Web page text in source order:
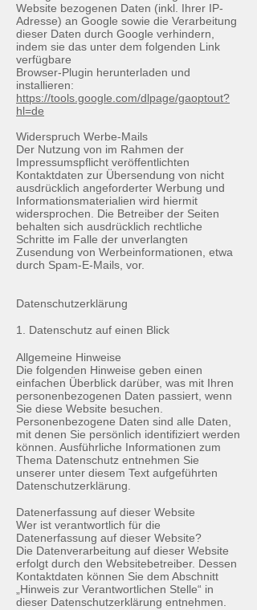
Website bezogenen Daten (inkl. Ihrer IP-
Adresse) an Google sowie die Verarbeitung
dieser Daten durch Google verhindern,
indem sie das unter dem folgenden Link
verfügbare
Browser-Plugin herunterladen und
installieren:
https://tools.google.com/dlpage/gaoptout?
hl=de
Widerspruch Werbe-Mails
Der Nutzung von im Rahmen der
Impressumspflicht veröffentlichten
Kontaktdaten zur Übersendung von nicht
ausdrücklich angeforderter Werbung und
Informationsmaterialien wird hiermit
widersprochen. Die Betreiber der Seiten
behalten sich ausdrücklich rechtliche
Schritte im Falle der unverlangten
Zusendung von Werbeinformationen, etwa
durch Spam-E-Mails, vor.
Datenschutzerklärung
1. Datenschutz auf einen Blick
Allgemeine Hinweise
Die folgenden Hinweise geben einen
einfachen Überblick darüber, was mit Ihren
personenbezogenen Daten passiert, wenn
Sie diese Website besuchen.
Personenbezogene Daten sind alle Daten,
mit denen Sie persönlich identifiziert werden
können. Ausführliche Informationen zum
Thema Datenschutz entnehmen Sie
unserer unter diesem Text aufgeführten
Datenschutzerklärung.
Datenerfassung auf dieser Website
Wer ist verantwortlich für die
Datenerfassung auf dieser Website?
Die Datenverarbeitung auf dieser Website
erfolgt durch den Websitebetreiber. Dessen
Kontaktdaten können Sie dem Abschnitt
„Hinweis zur Verantwortlichen Stelle“ in
dieser Datenschutzerklärung entnehmen.